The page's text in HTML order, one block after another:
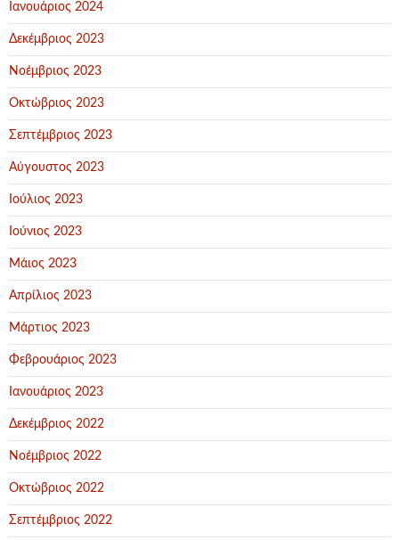
Ιανουάριος 2024
Δεκέμβριος 2023
Νοέμβριος 2023
Οκτώβριος 2023
Σεπτέμβριος 2023
Αύγουστος 2023
Ιούλιος 2023
Ιούνιος 2023
Μάιος 2023
Απρίλιος 2023
Μάρτιος 2023
Φεβρουάριος 2023
Ιανουάριος 2023
Δεκέμβριος 2022
Νοέμβριος 2022
Οκτώβριος 2022
Σεπτέμβριος 2022